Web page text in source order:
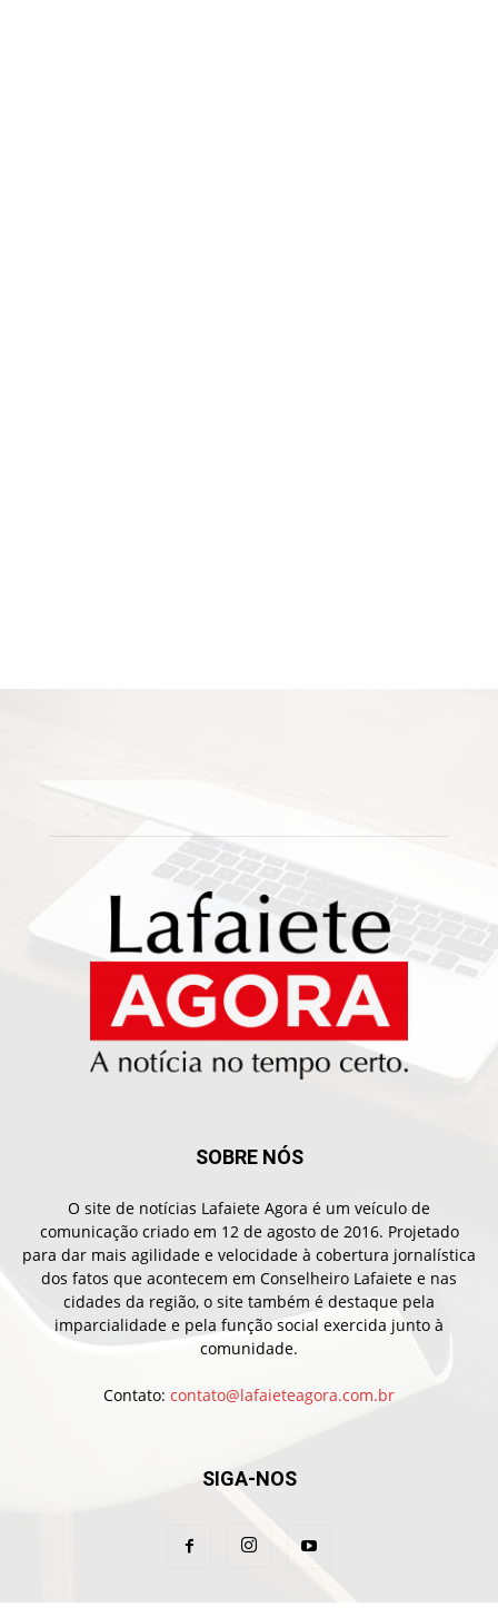
SOBRE NÓS
O site de notícias Lafaiete Agora é um veículo de
comunicação criado em 12 de agosto de 2016. Projetado
para dar mais agilidade e velocidade à cobertura jornalística
dos fatos que acontecem em Conselheiro Lafaiete e nas
cidades da região, o site também é destaque pela
imparcialidade e pela função social exercida junto à
comunidade.
Contato: contato@lafaieteagora.com.br
SIGA-NOS